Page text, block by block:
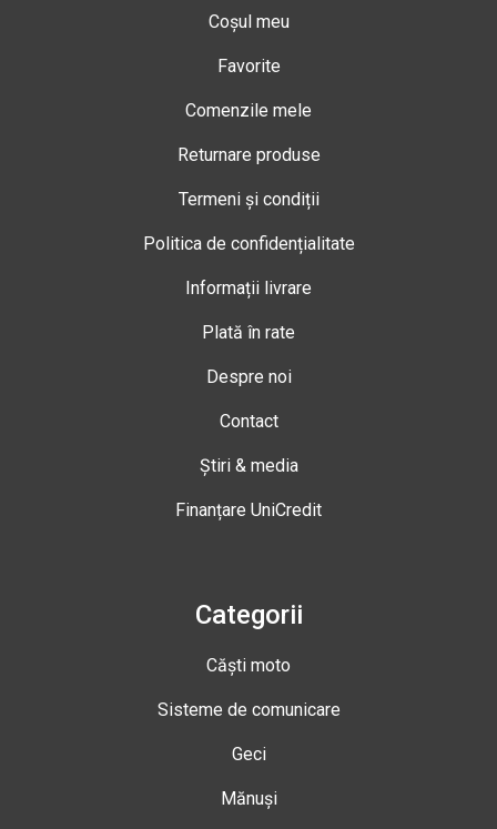
Coșul meu
Favorite
Comenzile mele
Returnare produse
Termeni și condiții
Politica de confidențialitate
Informații livrare
Plată în rate
Despre noi
Contact
Știri & media
Finanțare UniCredit
Categorii
Căști moto
Sisteme de comunicare
Geci
Mănuși